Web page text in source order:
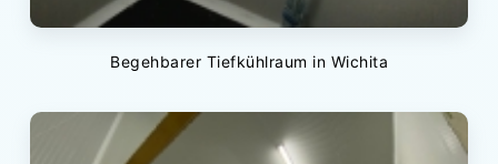
Begehbarer Tiefkühlraum in Wichita